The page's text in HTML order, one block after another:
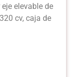
elevable de
cv, caja de